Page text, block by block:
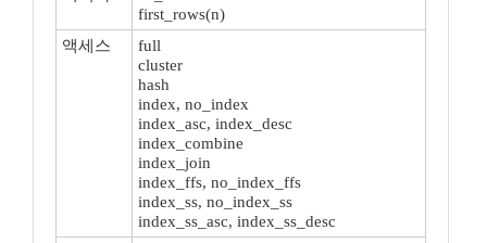
first_rows(n)
액세스
full
cluster
hash
index, no_index
index_asc, index_desc
index_combine
index_join
index_ffs, no_index_ffs
index_ss, no_index_ss
index_ss_asc, index_ss_desc